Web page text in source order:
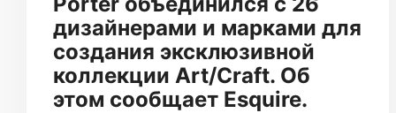
дизайнерами и марками для
создания эксклюзивной
коллекции Art/Craft. Об
этом сообщает Esquire.